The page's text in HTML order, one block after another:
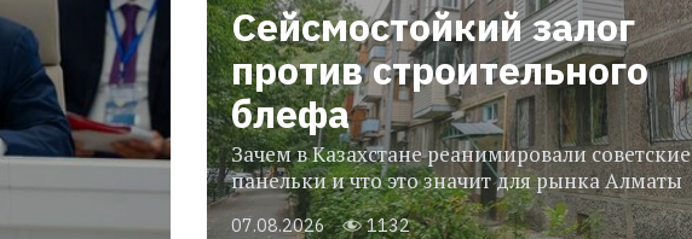
Сейсмостойкий залог
против строительного
блефа
Зачем в Казахстане реанимировали советские
панельки и что это значит для рынка Алматы
07.08.2026 1132